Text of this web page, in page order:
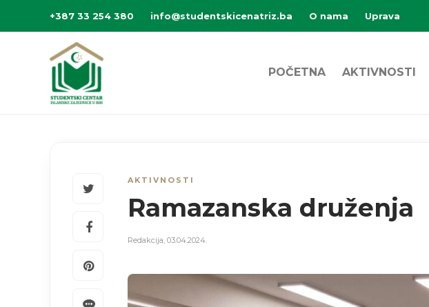
+387 33 254 380 info@studentskicenatriz.ba O nama Uprava
POČETNA AKTIVNOSTI
AKTIVNOSTI
Ramazanska druženja
Redakcija, 03.04.2024.